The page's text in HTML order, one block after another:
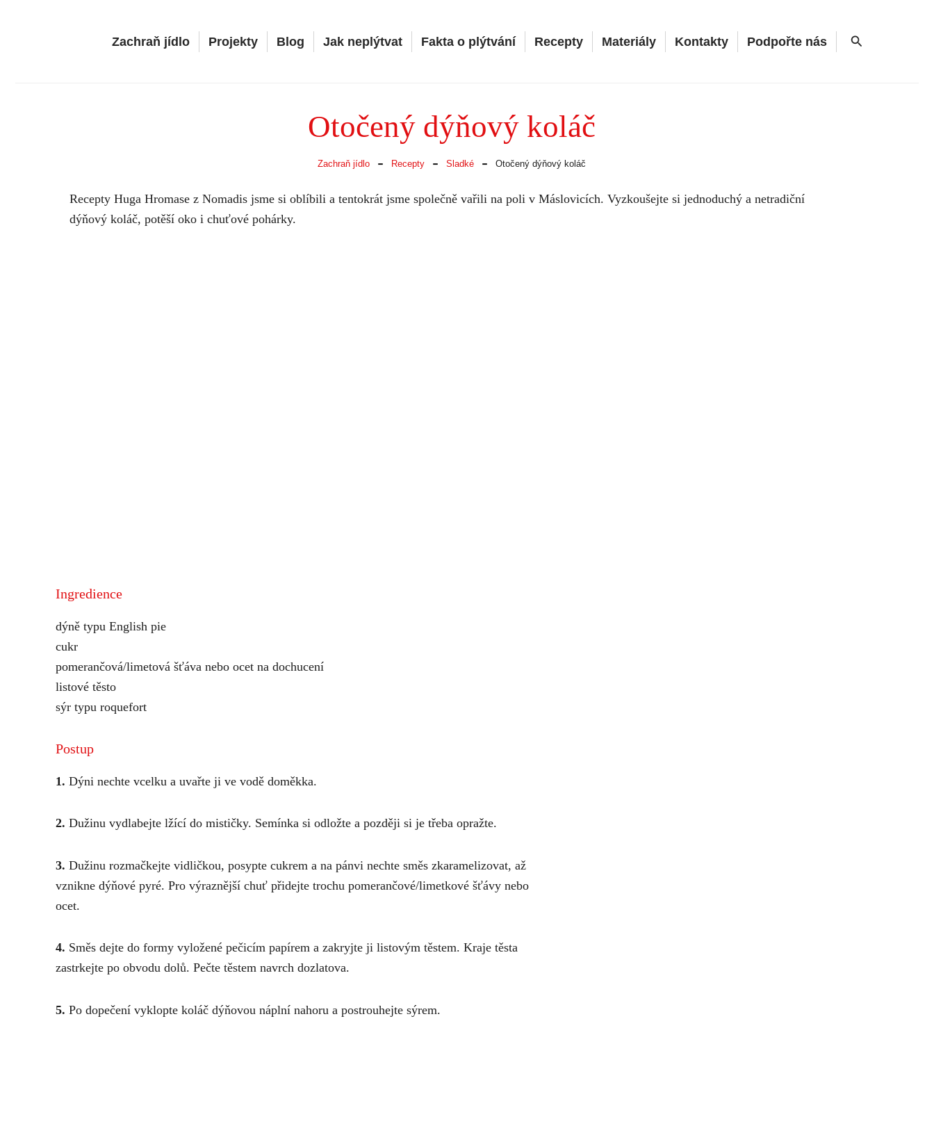
Zachraň jídlo Projekty Blog Jak neplýtvat Fakta o plýtvání Recepty Materiály Kontakty Podpořte nás Hledat
Otočený dýňový koláč
Zachraň jídlo - Recepty - Sladké - Otočený dýňový koláč
Recepty Huga Hromase z Nomadis jsme si oblíbili a tentokrát jsme společně vařili na poli v Máslovicích. Vyzkoušejte si jednoduchý a netradiční
dýňový koláč, potěší oko i chuťové pohárky.
Ingredience
dýně typu English pie
cukr
pomerančová/limetová šťáva nebo ocet na dochucení
listové těsto
sýr typu roquefort
Postup
1. Dýni nechte vcelku a uvařte ji ve vodě doměkka.
2. Dužinu vydlabejte lžící do mističky. Semínka si odložte a později si je třeba opražte.
3. Dužinu rozmačkejte vidličkou, posypte cukrem a na pánvi nechte směs zkaramelizovat, až
vznikne dýňové pyré. Pro výraznější chuť přidejte trochu pomerančové/limetkové šťávy nebo
ocet.
4. Směs dejte do formy vyložené pečicím papírem a zakryjte ji listovým těstem. Kraje těsta
zastrkejte po obvodu dolů. Pečte těstem navrch dozlatova.
5. Po dopečení vyklopte koláč dýňovou náplní nahoru a postrouhejte sýrem.